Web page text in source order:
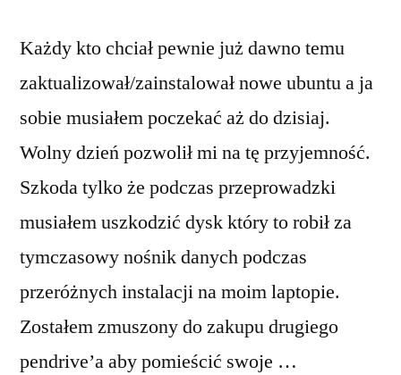
Każdy kto chciał pewnie już dawno temu
zaktualizował/zainstalował nowe ubuntu a ja
sobie musiałem poczekać aż do dzisiaj.
Wolny dzień pozwolił mi na tę przyjemność.
Szkoda tylko że podczas przeprowadzki
musiałem uszkodzić dysk który to robił za
tymczasowy nośnik danych podczas
przeróżnych instalacji na moim laptopie.
Zostałem zmuszony do zakupu drugiego
pendrive’a aby pomieścić swoje …